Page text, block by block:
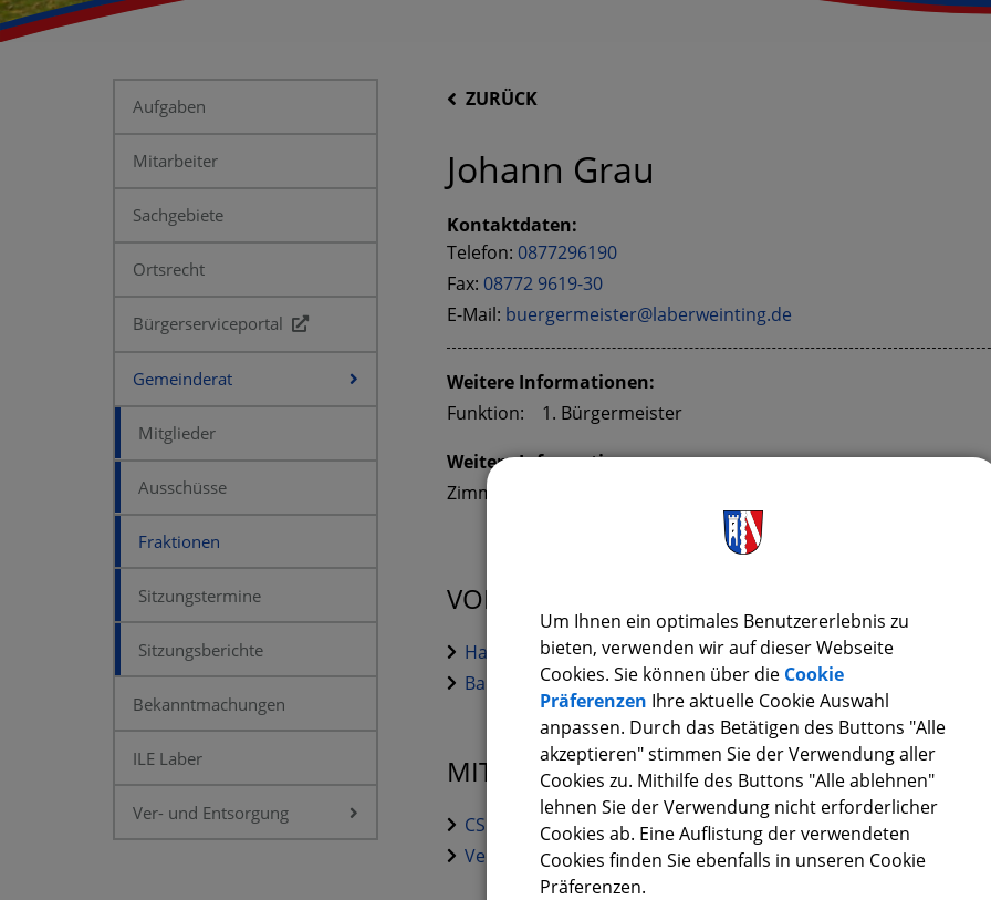
Aufgaben
Mitarbeiter
Sachgebiete
Ortsrecht
Bürgerserviceportal
Gemeinderat
Mitglieder
Ausschüsse
Fraktionen
Sitzungstermine
Sitzungsberichte
Bekanntmachungen
ILE Laber
Ver- und Entsorgung
ZURÜCK
Johann Grau
Kontaktdaten:
Telefon: 0877296190
Fax: 08772 9619-30
E-Mail: buergermeister@laberweinting.de
Weitere Informationen:
Funktion:
1. Bürgermeister
Weitere Informationen:
Zimmer:
VORSITZENDE/R
Haupt- und Finanzausschuss
Bau- und Umweltausschuss
MITGLIED
CSU (Christlich Soziale Union)
Vertreter bei der Verbandsversammlung des
Um Ihnen ein optimales Benutzererlebnis zu
bieten, verwenden wir auf dieser Webseite
Cookies. Sie können über die Cookie
Präferenzen Ihre aktuelle Cookie Auswahl
anpassen. Durch das Betätigen des Buttons "Alle
akzeptieren" stimmen Sie der Verwendung aller
Cookies zu. Mithilfe des Buttons "Alle ablehnen"
lehnen Sie der Verwendung nicht erforderlicher
Cookies ab. Eine Auflistung der verwendeten
Cookies finden Sie ebenfalls in unseren Cookie
Präferenzen.